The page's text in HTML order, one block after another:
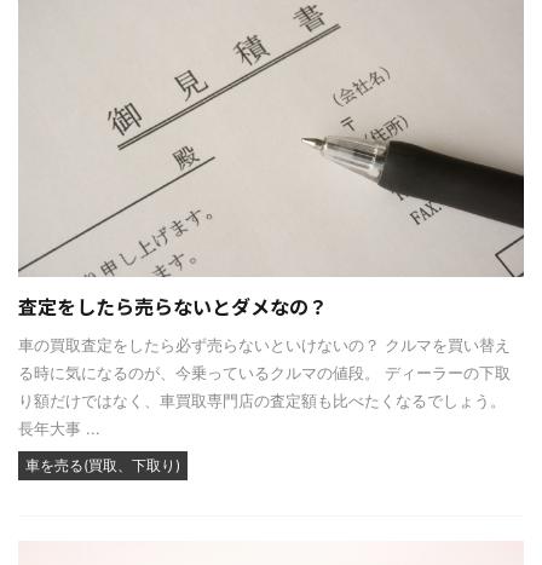
査定をしたら売らないとダメなの？
車の買取査定をしたら必ず売らないといけないの？ クルマを買い替え
る時に気になるのが、今乗っているクルマの値段。 ディーラーの下取
り額だけではなく、車買取専門店の査定額も比べたくなるでしょう。
長年大事 ...
車を売る(買取、下取り)